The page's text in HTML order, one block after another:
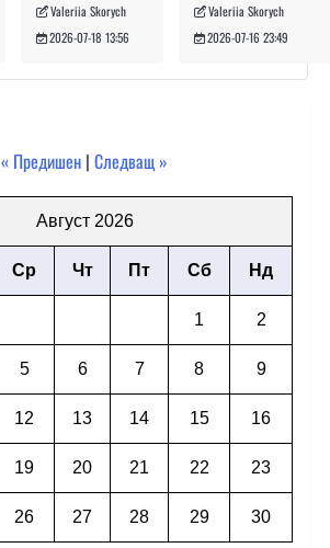
Valeriia Skorych
2026-07-18 13:56
Valeriia Skorych
2026-07-16 23:49
« Предишен | Следващ »
Август 2026
Ср Чт Пт Сб Нд
1 2
5 6 7 8 9
12 13 14 15 16
19 20 21 22 23
26 27 28 29 30